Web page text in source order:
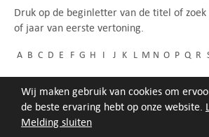
Melding sluiten
Wij maken gebruik van cookies om
de beste ervaring hebt op onze website.
Druk op de beginletter van de titel of
of jaar van eerste vertoning.
A B C D E F G H I J K L M N O P Q R